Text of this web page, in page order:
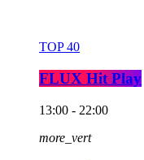
TOP 40
FLUX Hit Play
13:00 - 22:00
more_vert